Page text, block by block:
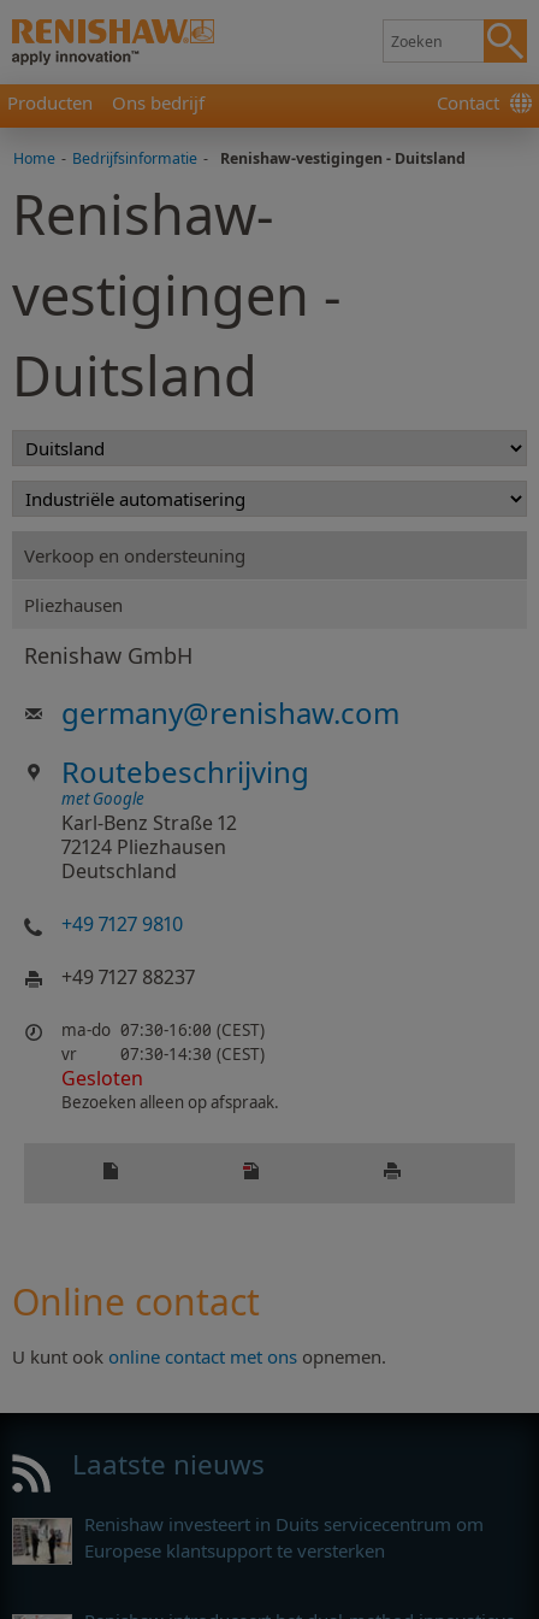
Producten Ons bedrijf Contact
Home - Bedrijfsinformatie - Renishaw-vestigingen - Duitsland
Renishaw-
vestigingen -
Duitsland
Verkoop en ondersteuning
Pliezhausen
Renishaw GmbH
germany@renishaw.com
Routebeschrijving
met Google
Karl-Benz Straße 12
72124 Pliezhausen
Deutschland
+49 7127 9810
+49 7127 88237
ma-do 07:30-16:00 (CEST)
vr
07:30-14:30 (CEST)
Gesloten
Bezoeken alleen op afspraak.
Online contact
U kunt ook online contact met ons opnemen.
Laatste nieuws
Renishaw investeert in Duits servicecentrum om
Europese klantsupport te versterken